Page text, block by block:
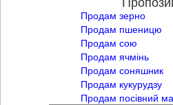
Продам зерно
Продам пшеницю
Продам сою
Продам ячмінь
Продам соняшник
Продам кукурудзу
Продам посівний